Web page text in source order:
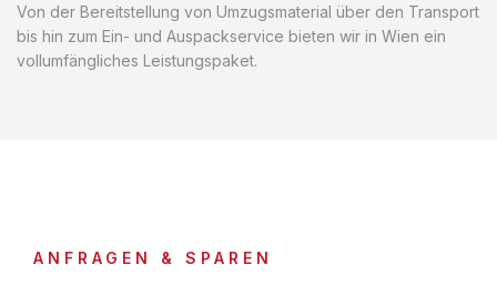
Von der Bereitstellung von Umzugsmaterial über den Transport
bis hin zum Ein- und Auspackservice bieten wir in Wien ein
vollumfängliches Leistungspaket.
ANFRAGEN & SPAREN